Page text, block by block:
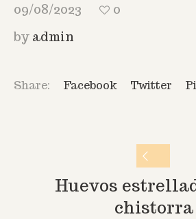
09/08/2023
0
by admin
Share: Facebook Twitter
Huevos
chistorra